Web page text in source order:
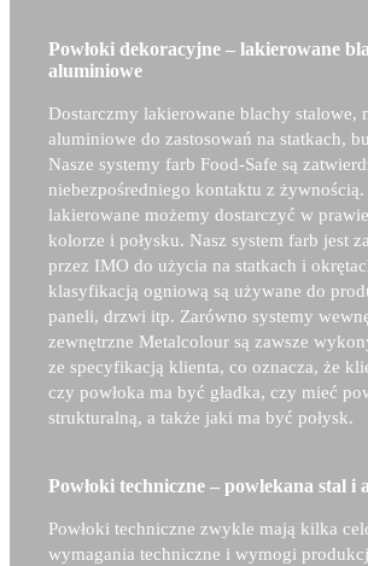
Powłoki dekoracyjne – lakierowane
aluminiowe
Dostarczmy lakierowane blachy stalowe,
aluminiowe do zastosowań na statkach,
Nasze systemy farb Food-Safe są
niebezpośredniego kontaktu z
lakierowane możemy dostarczyć w
kolorze i połysku. Nasz system farb jest
przez IMO do użycia na statkach i
klasyfikacją ogniową są używane do
paneli, drzwi itp. Zarówno systemy
zewnętrzne Metalcolour są zawsze
ze specyfikacją klienta, co oznacza, że
czy powłoka ma być gładka, czy mieć
strukturalną, a także jaki ma być połysk.
Powłoki techniczne – powlekana stal i
Powłoki techniczne zwykle mają kilka
wymagania techniczne i wymogi